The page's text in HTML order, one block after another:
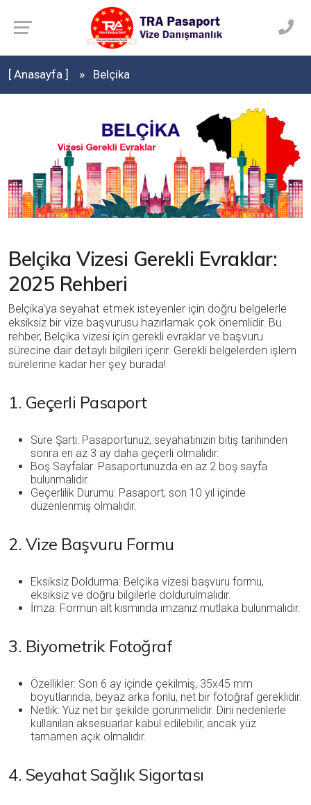
[ Anasayfa ] Belçika
Belçika Vizesi Gerekli Evraklar:
2025 Rehberi
Belçika'ya seyahat etmek isteyenler için doğru belgelerle
eksiksiz bir vize başvurusu hazırlamak çok önemlidir. Bu
rehber, Belçika vizesi için gerekli evraklar ve başvuru
sürecine dair detaylı bilgileri içerir. Gerekli belgelerden işlem
sürelerine kadar her şey burada!
1. Geçerli Pasaport
Süre Şartı: Pasaportunuz, seyahatinizin bitiş tarihinden
sonra en az 3 ay daha geçerli olmalıdır.
Boş Sayfalar: Pasaportunuzda en az 2 boş sayfa
bulunmalıdır.
Geçerlilik Durumu: Pasaport, son 10 yıl içinde
düzenlenmiş olmalıdır.
2. Vize Başvuru Formu
Eksiksiz Doldurma: Belçika vizesi başvuru formu,
eksiksiz ve doğru bilgilerle doldurulmalıdır.
İmza: Formun alt kısmında imzanız mutlaka bulunmalıdır.
3. Biyometrik Fotoğraf
Özellikler: Son 6 ay içinde çekilmiş, 35x45 mm
boyutlarında, beyaz arka fonlu, net bir fotoğraf gereklidir.
Netlik: Yüz net bir şekilde görünmelidir. Dini nedenlerle
kullanılan aksesuarlar kabul edilebilir, ancak yüz
tamamen açık olmalıdır.
4. Seyahat Sağlık Sigortası